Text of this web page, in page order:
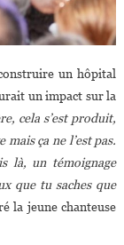
un hôpital
un impact sur la
cela s’est produit,
mais ça ne l’est pas.
là, un témoignage
que tu saches que
la jeune chanteuse